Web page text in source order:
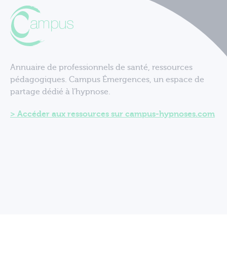
Annuaire de professionnels de santé, ressources
pédagogiques. Campus Émergences, un espace de
partage dédié à l'hypnose.
Accéder aux ressources sur campus-hypnoses.com